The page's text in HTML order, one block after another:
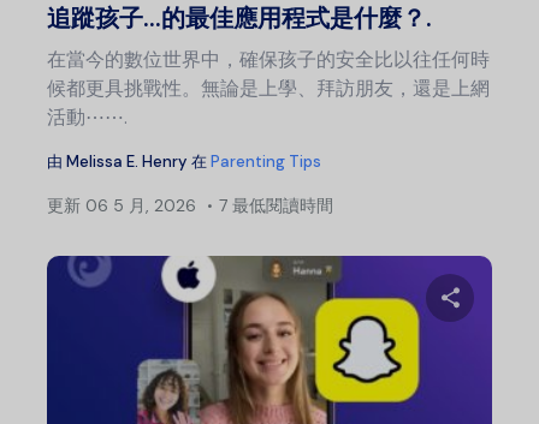
追蹤孩子...的最佳應用程式是什麼？.
在當今的數位世界中，確保孩子的安全比以往任何時
候都更具挑戰性。無論是上學、拜訪朋友，還是上網
活動⋯⋯.
由 Melissa E. Henry 在Parenting Tips
更新 06 5 月, 2026 7 最低閱讀時間